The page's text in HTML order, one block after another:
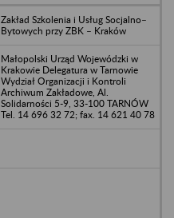
Zakład Szkolenia i Usług Socjalno–
Bytowych przy ZBK – Kraków
Małopolski Urząd Wojewódzki w
Krakowie Delegatura w Tarnowie
Wydział Organizacji i Kontroli
Archiwum Zakładowe, Al.
Solidarności 5-9, 33-100 TARNÓW
Tel. 14 696 32 72; fax. 14 621 40 78